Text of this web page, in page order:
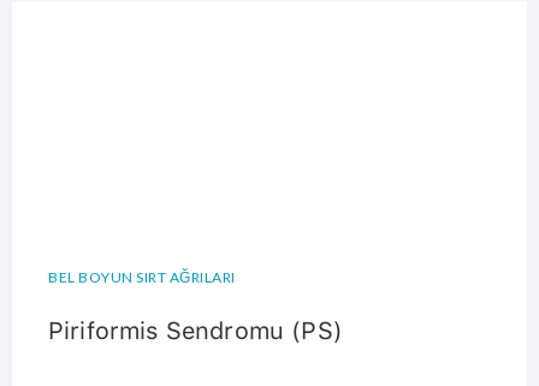
BEL BOYUN SIRT AĞRILARI
Piriformis Sendromu (PS)